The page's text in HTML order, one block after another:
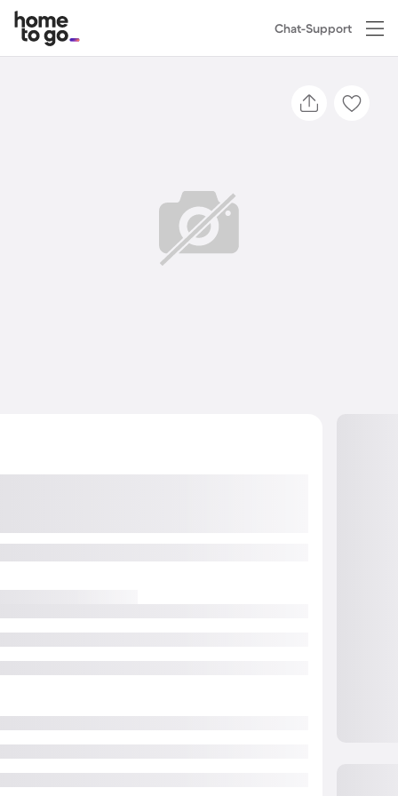
Chat-Support